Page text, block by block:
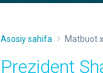
Asosiy sahifa Matbuot
Prezident